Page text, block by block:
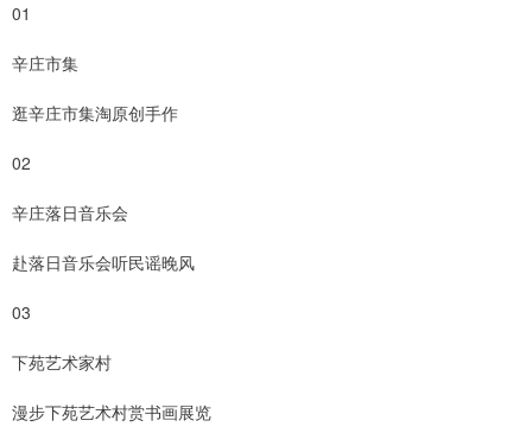
01
辛庄市集
逛辛庄市集淘原创手作
02
辛庄落日音乐会
赴落日音乐会听民谣晚风
03
下苑艺术家村
漫步下苑艺术村赏书画展览